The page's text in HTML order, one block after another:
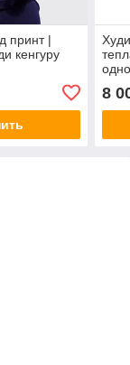
принт |
кенгуру
8